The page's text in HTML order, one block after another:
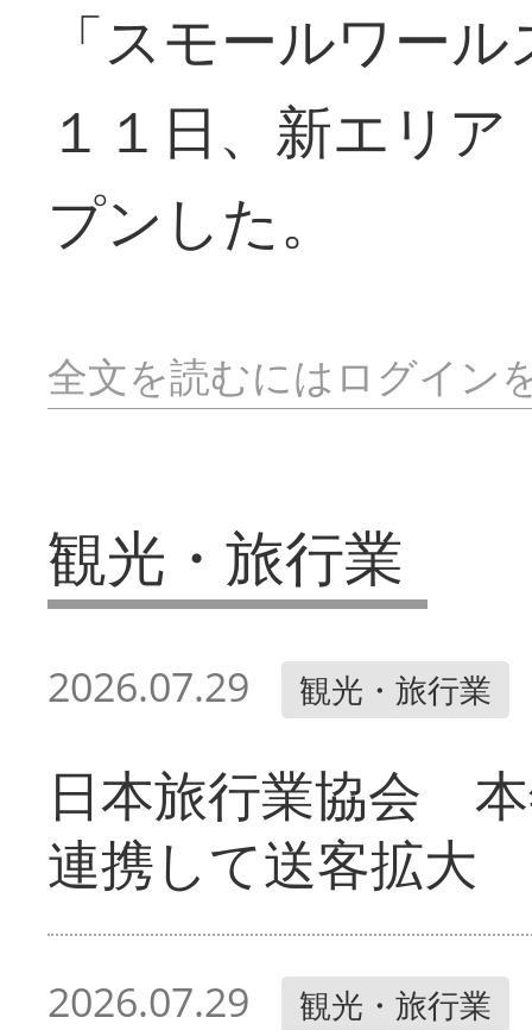
「スモールワー
１１日、新エリ
プンした。
全文を読むにはログイン
観光・旅行業
2026.07.29 観光・旅行業
日本旅行業協会
連携して送客拡大
2026.07.29 観光・旅行業